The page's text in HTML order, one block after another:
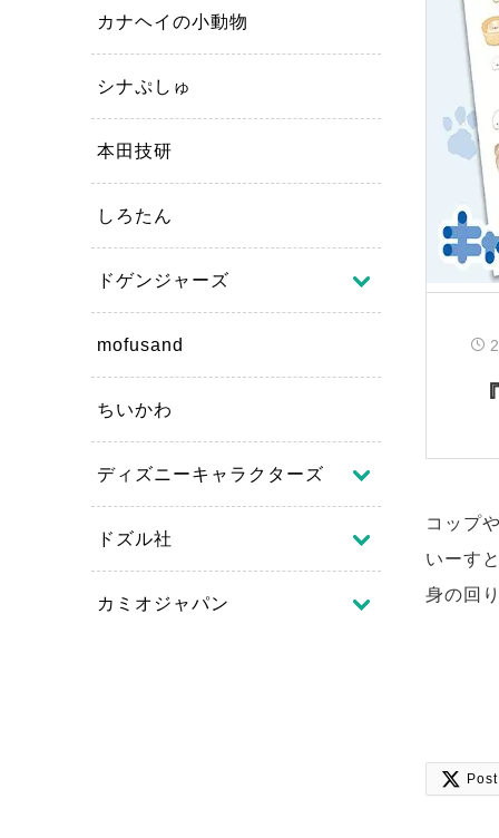
コップ
いーす
身の回
 Post
カナヘイの小動物
シナぷしゅ
本田技研
しろたん
ドゲンジャーズ
mofusand
ちいかわ
ディズニーキャラクターズ
ドズル社
カミオジャパン